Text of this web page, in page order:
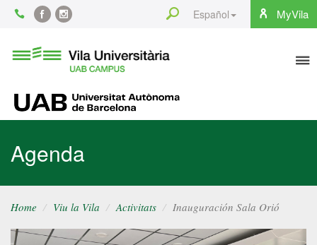
Content FacebookInstagram MyVila
Español
Search
Universitària
UAB
Agenda
Home Viu la Vila Activitats Inauguración Sala Orió